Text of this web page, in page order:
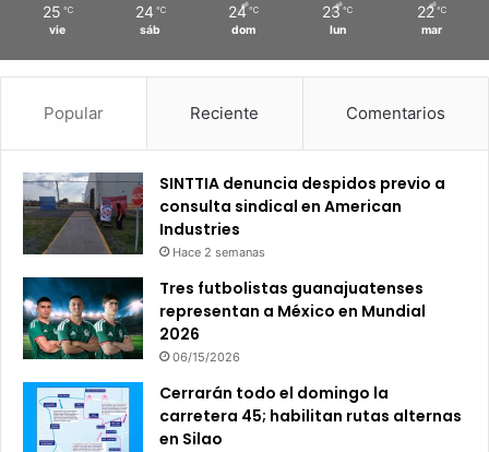
25 ℃
vie
24 ℃
sáb
24 ℃
dom
23 ℃
lun
22 ℃
mar
Popular Reciente Comentarios
SINTTIA denuncia despidos previo a
consulta sindical en American
Industries
Hace 2 semanas
Tres futbolistas guanajuatenses
representan a México en Mundial
2026
06/15/2026
Cerrarán todo el domingo la
carretera 45; habilitan rutas alternas
en Silao